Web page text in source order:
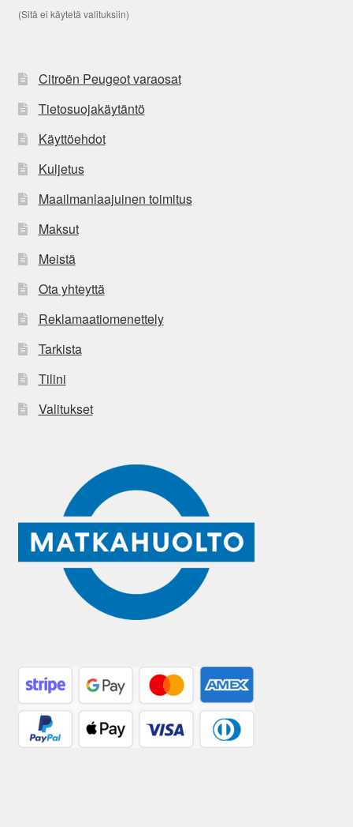
(Sitä ei käytetä valituksiin)
Citroën Peugeot varaosat
Tietosuojakäytäntö
Käyttöehdot
Kuljetus
Maailmanlaajuinen toimitus
Maksut
Meistä
Ota yhteyttä
Reklamaatiomenettely
Tarkista
Tilini
Valitukset